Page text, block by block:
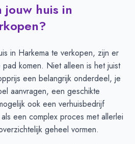
per maand - Harkema
Aanmeldingen
13
17
10
7
5
jouw huis in
in Harkema te verkopen, zijn er
komen. Niet alleen is het juist
een belangrijk onderdeel, je
aanvragen, een geschikte
ook een verhuisbedrijf
een complex proces met allerlei
geheel vormen.